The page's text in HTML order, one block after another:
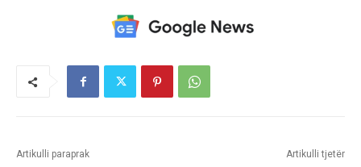
Artikulli paraprak Artikulli tjetër